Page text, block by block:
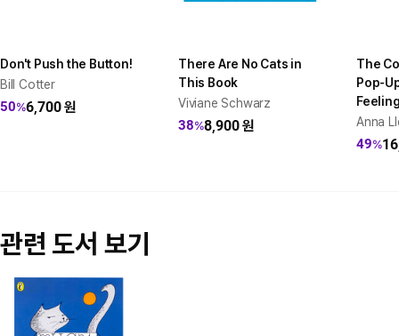
Don't Push the Button!
Bill Cotter
50%6,700원
There Are No Cats in
This Book
Viviane Schwarz
38%8,900원
The
Pop-
Anna
49%
관련 도서 보기